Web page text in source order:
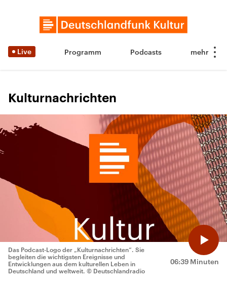
Live Programm Podcasts
Kulturnachrichten
06:39 Minuten
Das Podcast-Logo der „Kulturnachrichten“. Sie
begleiten die wichtigsten Ereignisse und
Entwicklungen aus dem kulturellen Leben in
Deutschland und weltweit. © Deutschlandradio